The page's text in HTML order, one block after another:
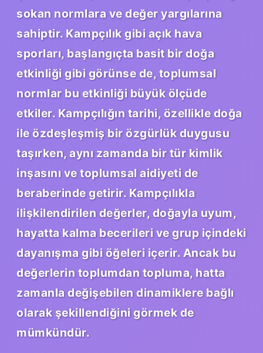
sokan normlara ve değer yargılarına
sahiptir. Kampçılık gibi açık hava
sporları, başlangıçta basit bir doğa
etkinliği gibi görünse de, toplumsal
normlar bu etkinliği büyük ölçüde
etkiler. Kampçılığın tarihi, özellikle doğa
ile özdeşleşmiş bir özgürlük duygusu
taşırken, aynı zamanda bir tür kimlik
inşasını ve toplumsal aidiyeti de
beraberinde getirir. Kampçılıkla
ilişkilendirilen değerler, doğayla uyum,
hayatta kalma becerileri ve grup içindeki
dayanışma gibi öğeleri içerir. Ancak bu
değerlerin toplumdan topluma, hatta
zamanla değişebilen dinamiklere bağlı
olarak şekillendiğini görmek de
mümkündür.